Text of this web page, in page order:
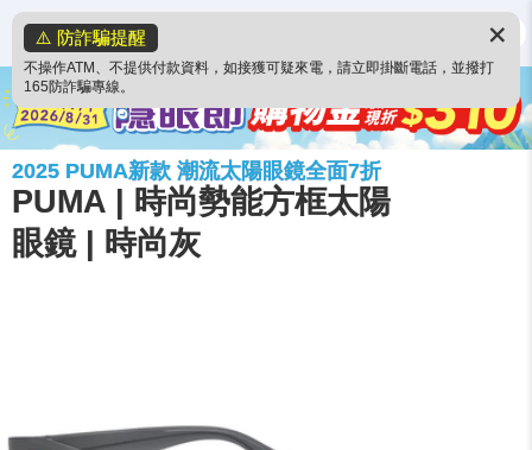
⚠️ 防詐騙提醒
不操作ATM、不提供付款資料，如接獲可疑來電，請立即掛斷電話，並撥打
165防詐騙專線。
✕
2025 PUMA新款 潮流太陽眼鏡全面7折
PUMA | 時尚勢能方框太陽
眼鏡 | 時尚灰